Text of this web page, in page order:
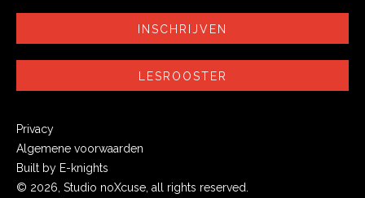
INSCHRIJVEN
LESROOSTER
Privacy
Algemene voorwaarden
Built by E-knights
© 2026, Studio noXcuse, all rights reserved.